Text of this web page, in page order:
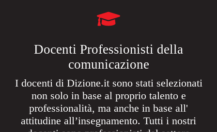
Docenti Professionisti della
comunicazione
I docenti di Dizione.it sono stati selezionati
non solo in base al proprio talento e
professionalità, ma anche in base all'
attitudine all’insegnamento. Tutti i nostri